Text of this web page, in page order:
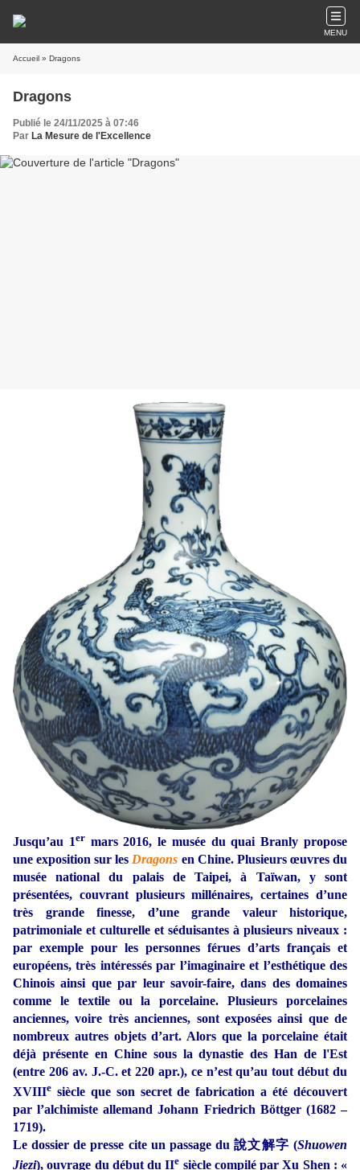
MENU
Accueil » Dragons
Dragons
Publié le 24/11/2025 à 07:46
Par La Mesure de l'Excellence
Jusqu’au 1ermars 2016, le musée du quai Branly propose
une exposition sur les Dragons en Chine. Plusieurs œuvres du
musée national du palais de Taipei, à Taïwan, y sont
présentées, couvrant plusieurs millénaires, certaines d’une
très grande finesse, d’une grande valeur historique,
patrimoniale et culturelle et séduisantes à plusieurs niveaux :
par exemple pour les personnes férues d’arts français et
européens, très intéressés par l’imaginaire et l’esthétique des
Chinois ainsi que par leur savoir-faire, dans des domaines
comme le textile ou la porcelaine. Plusieurs porcelaines
anciennes, voire très anciennes, sont exposées ainsi que de
nombreux autres objets d’art. Alors que la porcelaine était
déjà présente en Chine sous la dynastie des Han de l'Est
(entre 206 av. J.-C. et 220 apr.), ce n’est qu’au tout début du
XVIIIe siècle que son secret de fabrication a été découvert
par l’alchimiste allemand Johann Friedrich Böttger (1682 –
1719).
Le dossier de presse cite un passage du 說文解字 (Shuowen
Jiezi), ouvrage du début du IIe siècle compilé par Xu Shen : «